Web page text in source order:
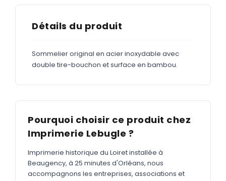
ADHÉSIFS
Adhésifs vitrine
MARQUAGE TEXTILE
Tee-shirts Nouveau
Polos Nouveau
Détails du produit
Sommelier original en acier inoxydable avec
double tire-bouchon et surface en bambou.
Pourquoi choisir ce produit chez
Imprimerie Lebugle ?
Imprimerie historique du Loiret installée à
Beaugency, à 25 minutes d'Orléans, nous
accompagnons les entreprises, associations et